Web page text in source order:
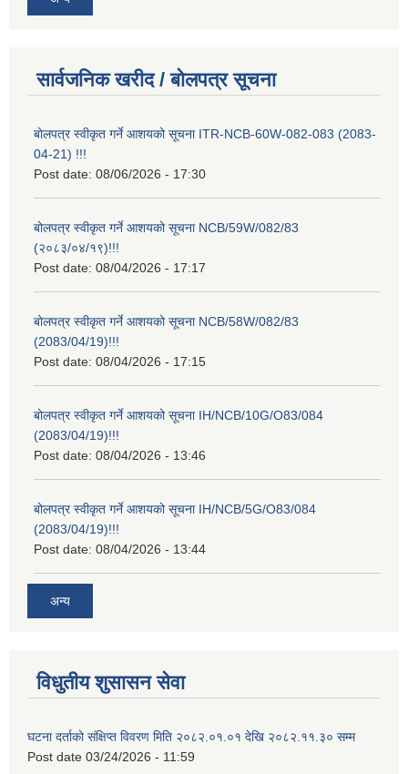
सार्वजनिक खरीद / बोलपत्र सूचना
बोलपत्र स्वीकृत गर्ने आशयको सूचना ITR-NCB-60W-082-083 (2083-
04-21) !!!
Post date: 08/06/2026 - 17:30
बोलपत्र स्वीकृत गर्ने आशयको सूचना NCB/59W/082/83
(२०८३/०४/१९)!!!
Post date: 08/04/2026 - 17:17
बोलपत्र स्वीकृत गर्ने आशयको सूचना NCB/58W/082/83
(2083/04/19)!!!
Post date: 08/04/2026 - 17:15
बोलपत्र स्वीकृत गर्ने आशयको सूचना IH/NCB/10G/O83/084
(2083/04/19)!!!
Post date: 08/04/2026 - 13:46
बोलपत्र स्वीकृत गर्ने आशयको सूचना IH/NCB/5G/O83/084
(2083/04/19)!!!
Post date: 08/04/2026 - 13:44
अन्य
विधुतीय शुसासन सेवा
घटना दर्ताको संक्षिप्त विवरण मिति २०८२.०१.०१ देखि २०८२.११.३० सम्म
Post date 03/24/2026 - 11:59